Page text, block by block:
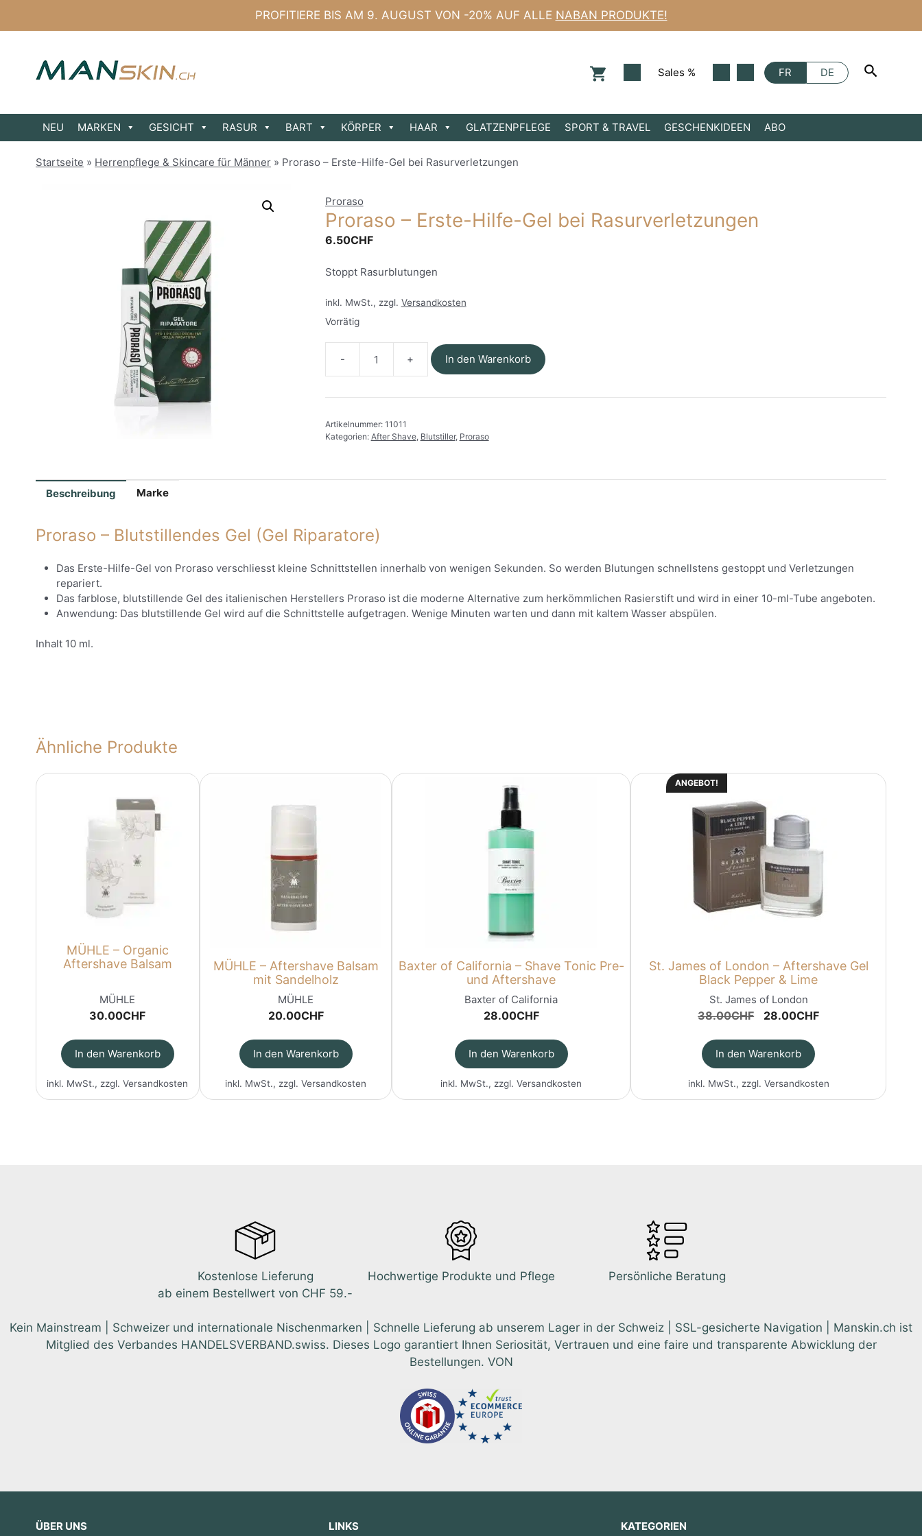
PROFITIERE BIS AM 9. AUGUST VON -20% AUF ALLE NABAN PRODUKTE!
Sales % FR DE
NEU MARKEN GESICHT RASUR BART KÖRPER HAAR GLATZENPFLEGE SPORT & TRAVEL GESCHENKIDEEN ABO
Startseite » Herrenpflege & Skincare für Männer » Proraso – Erste-Hilfe-Gel bei Rasurverletzungen
Proraso
Proraso – Erste-Hilfe-Gel bei Rasurverletzungen
6.50CHF
Stoppt Rasurblutungen
inkl. MwSt., zzgl. Versandkosten
Vorrätig
-
Erste-
Gel
bei
In den Warenkorb
Artikelnummer: 11011
Kategorien: After Shave, Blutstiller, Proraso
Beschreibung Marke
Proraso – Blutstillendes Gel (Gel Riparatore)
Das Erste-Hilfe-Gel von Proraso verschliesst kleine Schnittstellen innerhalb von wenigen Sekunden. So werden Blutungen schnellstens gestoppt und Verletzungen
repariert.
Das farblose, blutstillende Gel des italienischen Herstellers Proraso ist die moderne Alternative zum herkömmlichen Rasierstift und wird in einer 10-ml-Tube angeboten.
Anwendung: Das blutstillende Gel wird auf die Schnittstelle aufgetragen. Wenige Minuten warten und dann mit kaltem Wasser abspülen.
Inhalt 10 ml.
Ähnliche Produkte
MÜHLE – Organic
Aftershave Balsam
MÜHLE
30.00CHF
In den Warenkorb
inkl. MwSt., zzgl.Versandkosten
MÜHLE – Aftershave Balsam
mit Sandelholz
MÜHLE
20.00CHF
In den Warenkorb
inkl. MwSt., zzgl. Versandkosten
Baxter of California – Shave Tonic Pre-
und Aftershave
Baxter of California
28.00CHF
In den Warenkorb
inkl. MwSt., zzgl.Versandkosten
ANGEBOT!
St. James of London – Aftershave Gel
Black Pepper & Lime
St. James of London
38.00CHF
Ursprünglicher
war:
38.00CHF
28.00CHFAktueller
In den Warenkorb
inkl. MwSt., zzgl. Versandkosten
Kostenlose Lieferung
ab einem Bestellwert von CHF 59.-
Hochwertige Produkte und Pflege Persönliche Beratung
Kein Mainstream | Schweizer und internationale Nischenmarken | Schnelle Lieferung ab unserem Lager in der Schweiz | SSL-gesicherte Navigation | Manskin.ch ist
Mitglied des Verbandes HANDELSVERBAND.swiss. Dieses Logo garantiert Ihnen Seriosität, Vertrauen und eine faire und transparente Abwicklung der
Bestellungen. VON
ÜBER UNS LINKS KATEGORIEN
Gel
Menge